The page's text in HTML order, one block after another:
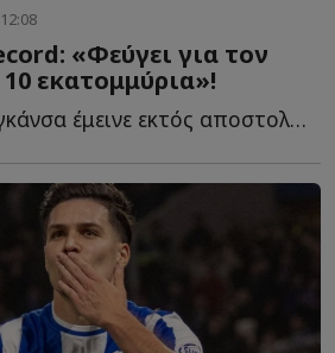
«Φεύγει για τον
εκατομμύρια»!
Ο Ντανιέλ Μπραγκάνσα έμεινε εκτός αποστολής στο τελευταίο π...